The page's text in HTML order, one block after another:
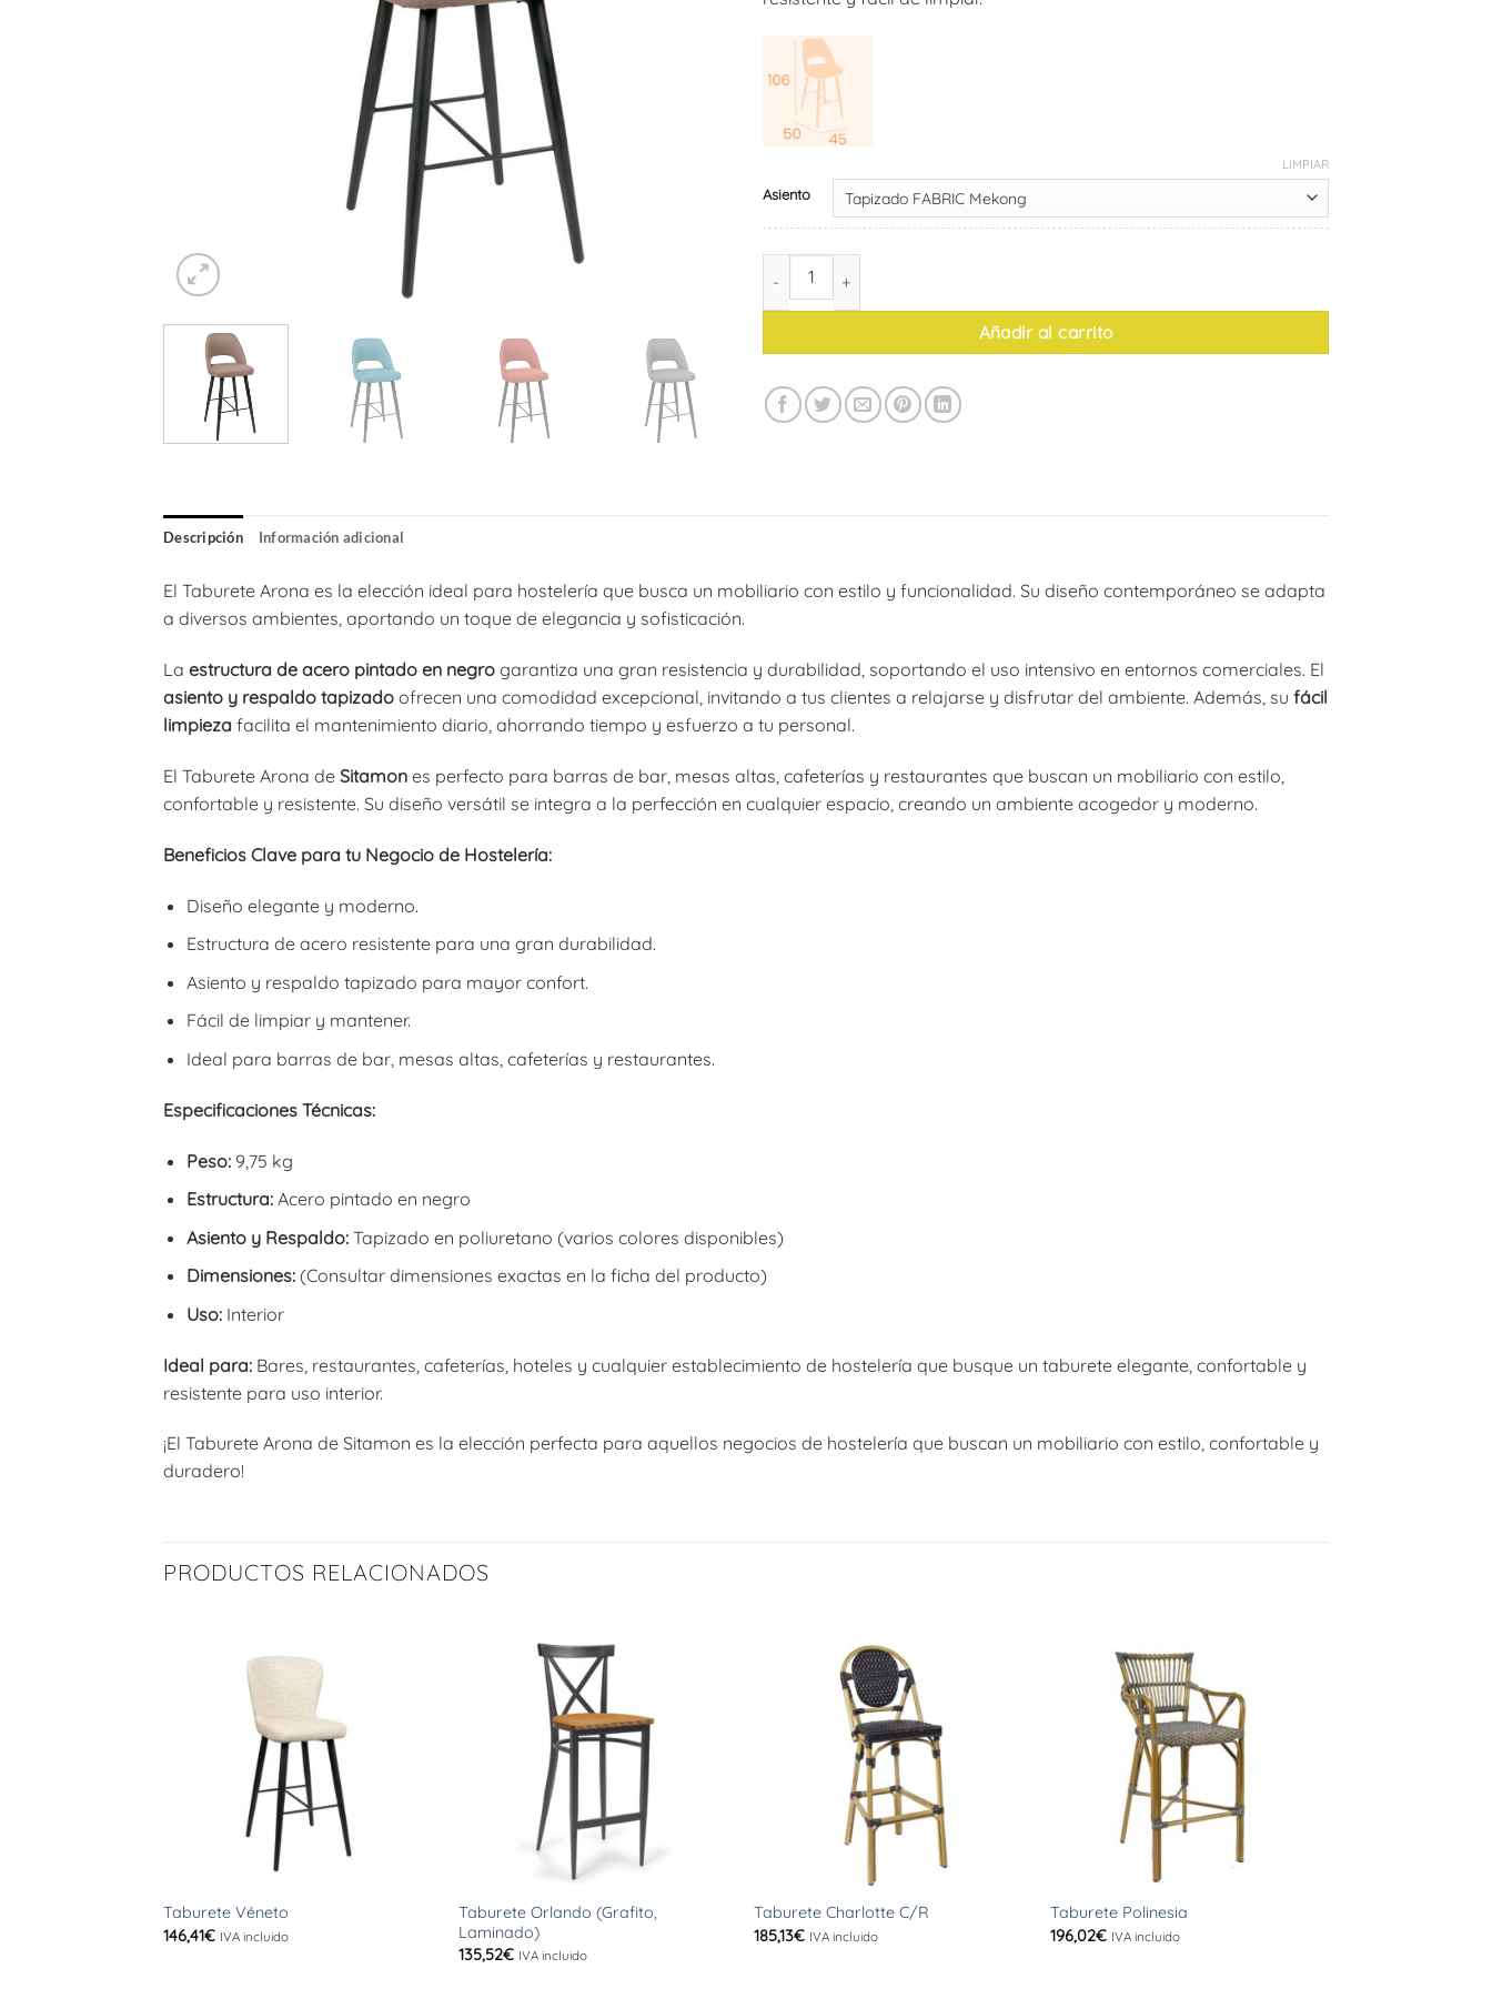
Asiento
LIMPIAR
Taburete Arona cantidad
Añadir al carrito
Descripción Información adicional
El Taburete Arona es la elección ideal para hostelería que busca un mobiliario con estilo y funcionalidad. Su diseño contemporáneo se adapta
a diversos ambientes, aportando un toque de elegancia y sofisticación.
La estructura de acero pintado en negro garantiza una gran resistencia y durabilidad, soportando el uso intensivo en entornos comerciales. El
asiento y respaldo tapizado ofrecen una comodidad excepcional, invitando a tus clientes a relajarse y disfrutar del ambiente. Además, su fácil
limpieza facilita el mantenimiento diario, ahorrando tiempo y esfuerzo a tu personal.
El Taburete Arona de Sitamon es perfecto para barras de bar, mesas altas, cafeterías y restaurantes que buscan un mobiliario con estilo,
confortable y resistente. Su diseño versátil se integra a la perfección en cualquier espacio, creando un ambiente acogedor y moderno.
Beneficios Clave para tu Negocio de Hostelería:
Diseño elegante y moderno.
Estructura de acero resistente para una gran durabilidad.
Asiento y respaldo tapizado para mayor confort.
Fácil de limpiar y mantener.
Ideal para barras de bar, mesas altas, cafeterías y restaurantes.
Especificaciones Técnicas:
Peso:9,75 kg
Estructura:Acero pintado en negro
Asiento y Respaldo:Tapizado en poliuretano (varios colores disponibles)
Dimensiones:(Consultar dimensiones exactas en la ficha del producto)
Uso:Interior
Ideal para: Bares, restaurantes, cafeterías, hoteles y cualquier establecimiento de hostelería que busque un taburete elegante, confortable y
resistente para uso interior.
¡El Taburete Arona de Sitamon es la elección perfecta para aquellos negocios de hostelería que buscan un mobiliario con estilo, confortable y
duradero!
PRODUCTOS RELACIONADOS
Taburete Véneto
146,41€ IVA incluido
Taburete Orlando (Grafito,
Laminado)
135,52€ IVA incluido
Taburete Charlotte C/R
185,13€ IVA incluido
Taburete Polinesia
196,02€ IVA incluido